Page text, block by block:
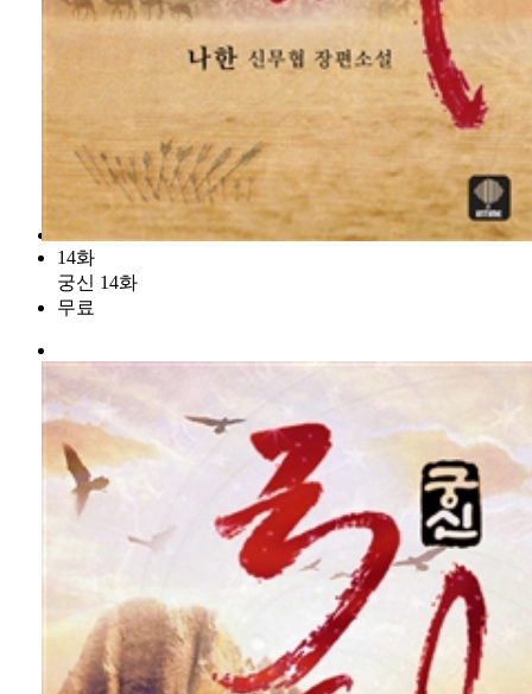
14화
궁신 14화
무료